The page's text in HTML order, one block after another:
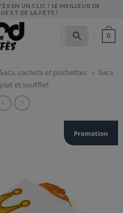
EN UN CLIC ! LE MEILLEUR DE
ET DE LA FÊTE !
0
Sacs, sachets et pochettes » Sacs
et soufflet
Promotion